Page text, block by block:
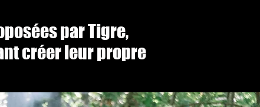
par Tigre,
créer leur propre